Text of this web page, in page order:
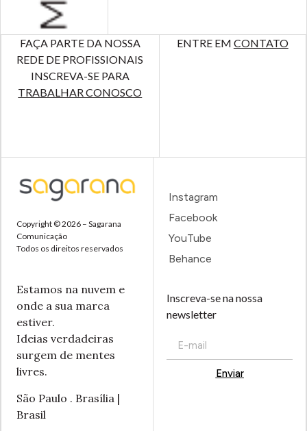
FAÇA PARTE DA NOSSA
REDE DE PROFISSIONAIS
INSCREVA-SE PARA
TRABALHAR CONOSCO
ENTRE EM CONTATO
Copyright © 2026 – Sagarana
Comunicação
Todos os direitos reservados
Estamos na nuvem e
onde a sua marca
estiver.
Ideias verdadeiras
surgem de mentes
livres.
São Paulo . Brasília |
Brasil
Instagram
Facebook
YouTube
Behance
Inscreva-se na nossa
newsletter
Enviar